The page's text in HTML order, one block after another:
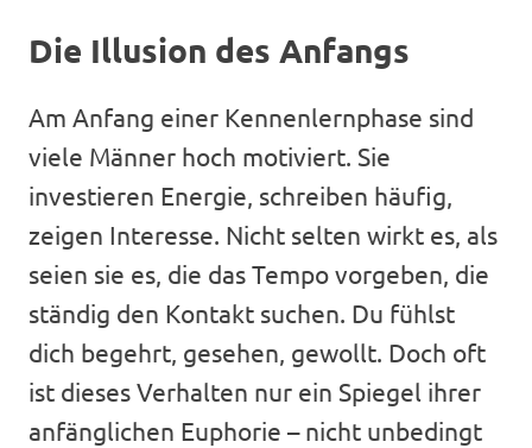
Die Illusion des Anfangs
Am Anfang einer Kennenlernphase sind
viele Männer hoch motiviert. Sie
investieren Energie, schreiben häufig,
zeigen Interesse. Nicht selten wirkt es, als
seien sie es, die das Tempo vorgeben, die
ständig den Kontakt suchen. Du fühlst
dich begehrt, gesehen, gewollt. Doch oft
ist dieses Verhalten nur ein Spiegel ihrer
anfänglichen Euphorie – nicht unbedingt